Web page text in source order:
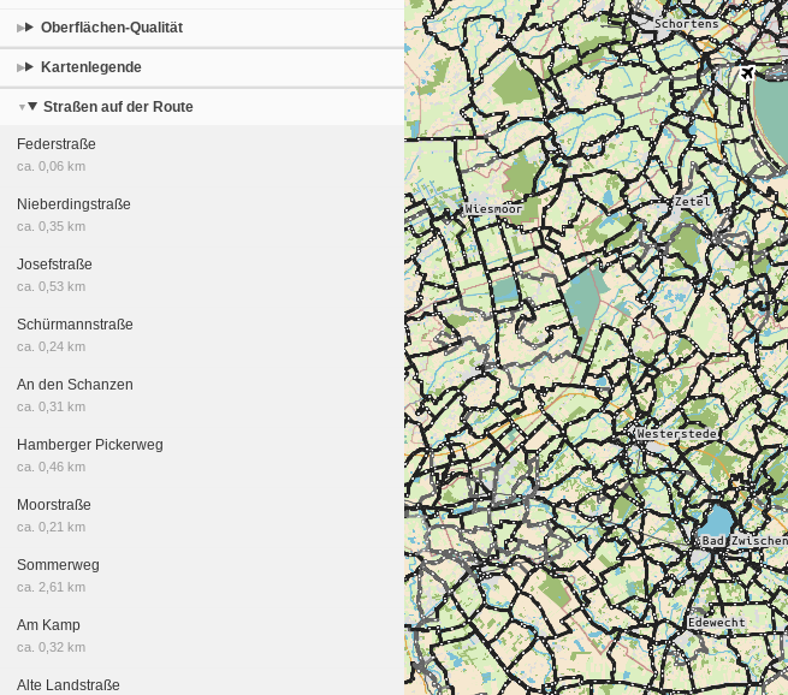
Oberflächen-Qualität
Kartenlegende
Straßen auf der Route
Federstraße
ca. 0,06 km
Nieberdingstraße
ca. 0,35 km
Josefstraße
ca. 0,53 km
Schürmannstraße
ca. 0,24 km
An den Schanzen
ca. 0,31 km
Hamberger Pickerweg
ca. 0,46 km
Moorstraße
ca. 0,21 km
Sommerweg
ca. 2,61 km
Am Kamp
ca. 0,32 km
Alte Landstraße